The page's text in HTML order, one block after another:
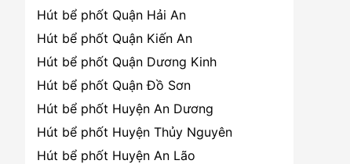
Hút bể phốt Quận Hải An
Hút bể phốt Quận Kiến An
Hút bể phốt Quận Dương Kinh
Hút bể phốt Quận Đồ Sơn
Hút bể phốt Huyện An Dương
Hút bể phốt Huyện Thủy Nguyên
Hút bể phốt Huyện An Lão